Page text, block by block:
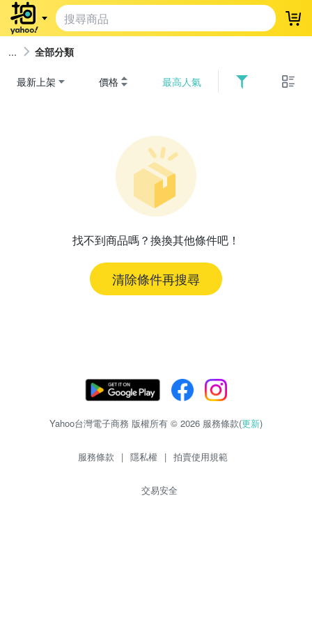
登
全部分類
最新上架 價格 最高人氣
找不到商品嗎？換換其他條件吧！
清除條件再搜尋
Yahoo台灣電子商務 版權所有 © 2026 服務條款(更新)
服務條款 | 隱私權 | 拍賣使用規範
交易安全